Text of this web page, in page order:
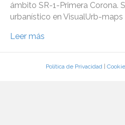
ámbito SR-1-Primera Corona.
urbanístico en VisualUrb-maps
Leer más
Política de Privacidad|